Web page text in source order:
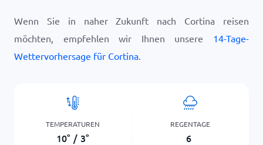
Wenn Sie in naher Zukunft nach Cortina reisen
möchten, empfehlen wir Ihnen unsere 14-Tage-
Wettervorhersage für Cortina.
TEMPERATUREN
10° / 3°
REGENTAGE
6